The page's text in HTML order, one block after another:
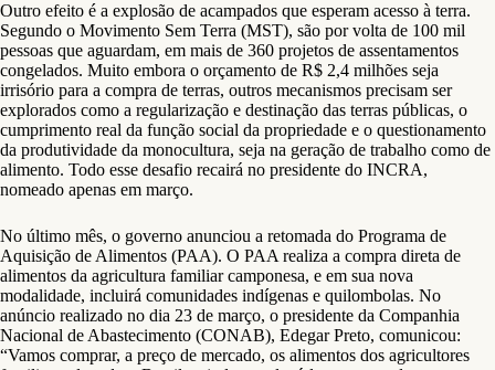
Outro efeito é a explosão de acampados que esperam acesso à terra.
Segundo o Movimento Sem Terra (MST), são por volta de 100 mil
pessoas que aguardam, em mais de 360 projetos de assentamentos
congelados. Muito embora o orçamento de R$ 2,4 milhões seja
irrisório para a compra de terras, outros mecanismos precisam ser
explorados como a regularização e destinação das terras públicas, o
cumprimento real da função social da propriedade e o questionamento
da produtividade da monocultura, seja na geração de trabalho como de
alimento. Todo esse desafio recairá no presidente do INCRA,
nomeado apenas em março.
No último mês, o governo anunciou a retomada do Programa de
Aquisição de Alimentos (PAA). O PAA realiza a compra direta de
alimentos da agricultura familiar camponesa, e em sua nova
modalidade, incluirá comunidades indígenas e quilombolas. No
anúncio realizado no dia 23 de março, o presidente da Companhia
Nacional de Abastecimento (CONAB), Edegar Preto, comunicou:
“Vamos comprar, a preço de mercado, os alimentos dos agricultores